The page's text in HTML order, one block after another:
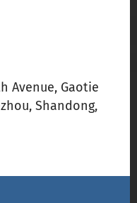
Avenue, Gaotie
Shandong,